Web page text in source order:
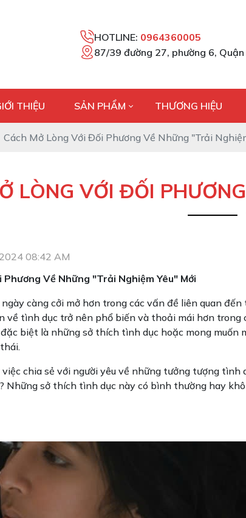
HOTLINE: 0964360005
87/39 đường 27, phường 6, Quận
THIỆU SẢN PHẨM THƯƠNG HIỆU
Cách Mở Lòng Với Đối Phương Về Những "Trải
LÒNG VỚI ĐỐI
08:42 AM
Phương Về Những "Trải Nghiệm Yêu" Mới
càng cởi mở hơn trong các vấn đề liên quan
về tình dục trở nên phổ biến và thoải mái hơn
đặc biệt là những sở thích tình dục hoặc mong
chia sẻ với người yêu về những tưởng tượng
Những sở thích tình dục này có bình thường hay